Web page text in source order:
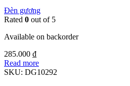
Đèn gương
Rated 0 out of 5
Available on backorder
285.000 ₫
Read more
SKU: DG10292